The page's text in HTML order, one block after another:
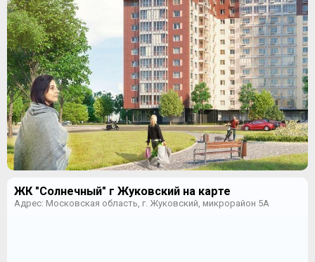
ЖК "Солнечный" г Жуковский на карте
Адрес: Московская область, г. Жуковский, микрорайон 5А